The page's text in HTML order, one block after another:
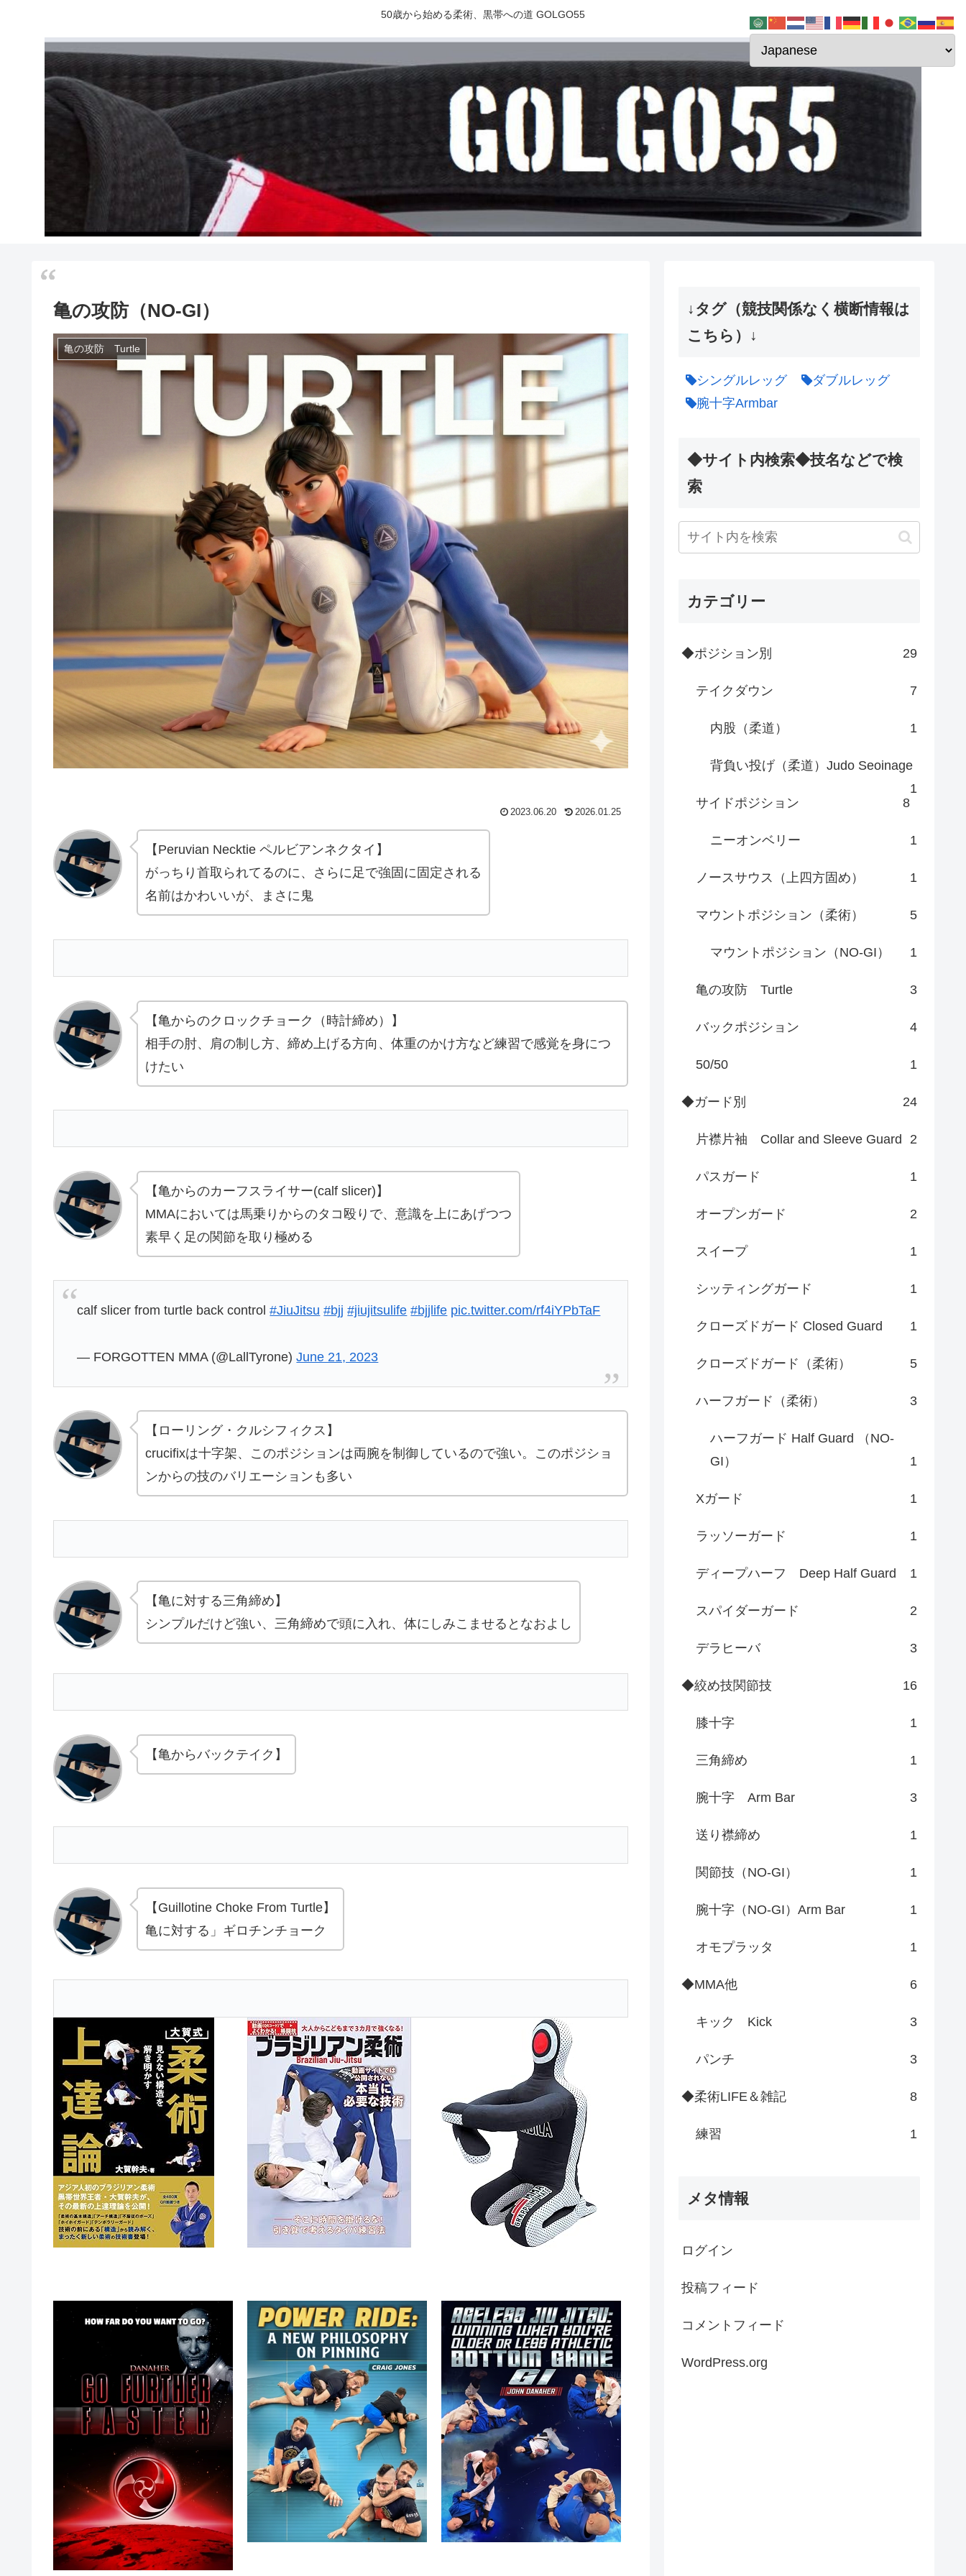
50歳から始める柔術、黒帯への道 GOLGO55
亀の攻防（NO-GI）
亀の攻防 Turtle
2023.06.20 2026.01.25
【Peruvian Necktie ペルビアンネクタイ】
がっちり首取られてるのに、さらに足で強固に固定される
名前はかわいいが、まさに鬼
【亀からのクロックチョーク（時計締め）】
相手の肘、肩の制し方、締め上げる方向、体重のかけ方など練習で感覚を身につ
けたい
【亀からのカーフスライサー(calf slicer)】
MMAにおいては馬乗りからのタコ殴りで、意識を上にあげつつ
素早く足の関節を取り極める
calf slicer from turtle back control#JiuJitsu #bjj #jiujitsulife #bjjlife pic.twitter.com/rf4iYPbTaF
— FORGOTTEN MMA (@LallTyrone)June 21, 2023
【ローリング・クルシフィクス】
crucifixは十字架、このポジションは両腕を制御しているので強い。このポジショ
ンからの技のバリエーションも多い
【亀に対する三角締め】
シンプルだけど強い、三角締めで頭に入れ、体にしみこませるとなおよし
【亀からバックテイク】
【Guillotine Choke From Turtle】
亀に対する」ギロチンチョーク
↓タグ（競技関係なく横断情報は
こちら）↓
シングルレッグ
ダブルレッグ
腕十字Armbar
◆サイト内検索◆技名などで検
索
カテゴリー
◆ポジション別 29
テイクダウン 7
内股（柔道） 1
背負い投げ（柔道）Judo Seoinage
1
サイドポジション
8
ニーオンベリー 1
ノースサウス（上四方固め） 1
マウントポジション（柔術） 5
マウントポジション（NO-GI） 1
亀の攻防 Turtle 3
バックポジション 4
50/50 1
◆ガード別 24
片襟片袖 Collar and Sleeve Guard 2
パスガード 1
オープンガード 2
スイープ 1
シッティングガード 1
クローズドガード Closed Guard 1
クローズドガード（柔術） 5
ハーフガード（柔術） 3
ハーフガード Half Guard （NO-
GI）
1
Xガード 1
ラッソーガード 1
ディープハーフ Deep Half Guard 1
スパイダーガード 2
デラヒーバ 3
◆絞め技関節技 16
膝十字 1
三角締め 1
腕十字 Arm Bar 3
送り襟締め 1
関節技（NO-GI） 1
腕十字（NO-GI）Arm Bar 1
オモプラッタ 1
◆MMA他 6
キック Kick 3
パンチ 3
◆柔術LIFE＆雑記 8
練習 1
メタ情報
ログイン
投稿フィード
コメントフィード
WordPress.org